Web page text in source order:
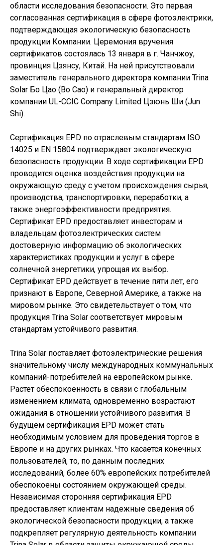
области исследования безопасности. Это первая
согласованная сертификация в сфере фотоэлектрики,
подтверждающая экологическую безопасность
продукции Компании. Церемония вручения
сертификатов состоялась 13 января в г. Чанчжоу,
провинция Цзянсу, Китай. На ней присутствовали
заместитель генерального директора компании Trina
Solar Бо Цао (Bo Cao) и генеральный директор
компании UL-CCIC Company Limited Цзюнь Ши (Jun
Shi).
Сертификация EPD по отраслевым стандартам ISO
14025 и EN 15804 подтверждает экологическую
безопасность продукции. В ходе сертификации EPD
проводится оценка воздействия продукции на
окружающую среду с учетом происхождения сырья,
производства, транспортировки, переработки, а
также энергоэффективности предприятия.
Сертификат EPD предоставляет инвесторам и
владельцам фотоэлектрических систем
достоверную информацию об экологических
характеристиках продукции и услуг в сфере
солнечной энергетики, упрощая их выбор.
Сертификат EPD действует в течение пяти лет, его
признают в Европе, Северной Америке, а также на
мировом рынке. Это свидетельствует о том, что
продукция Trina Solar соответствует мировым
стандартам устойчивого развития.
Trina Solar поставляет фотоэлектрические решения
значительному числу международных коммунальных
компаний-потребителей на европейском рынке.
Растет обеспокоенность в связи с глобальным
изменением климата, одновременно возрастают
ожидания в отношении устойчивого развития. В
будущем сертификация EPD может стать
необходимым условием для проведения торгов в
Европе и на других рынках. Что касается конечных
пользователей, то, по данным последних
исследований, более 60% европейских потребителей
обеспокоены состоянием окружающей среды.
Независимая сторонняя сертификация EPD
предоставляет клиентам надежные сведения об
экологической безопасности продукции, а также
подкрепляет регулярную деятельность компании